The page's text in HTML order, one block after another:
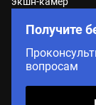
Получите
вопросам